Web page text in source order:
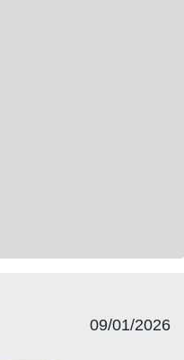
09/01/2026